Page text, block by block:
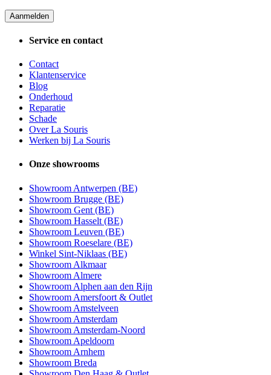
Aanmelden
Service en contact
Contact
Klantenservice
Blog
Onderhoud
Reparatie
Schade
Over La Souris
Werken bij La Souris
Onze showrooms
Showroom Antwerpen (BE)
Showroom Brugge (BE)
Showroom Gent (BE)
Showroom Hasselt (BE)
Showroom Leuven (BE)
Showroom Roeselare (BE)
Winkel Sint-Niklaas (BE)
Showroom Alkmaar
Showroom Almere
Showroom Alphen aan den Rijn
Showroom Amersfoort & Outlet
Showroom Amstelveen
Showroom Amsterdam
Showroom Amsterdam-Noord
Showroom Apeldoorn
Showroom Arnhem
Showroom Breda